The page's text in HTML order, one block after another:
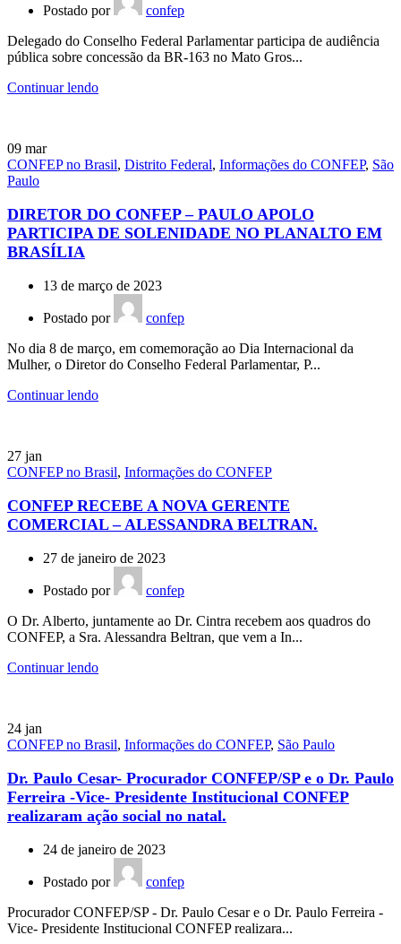
Postado por
confep
Delegado do Conselho Federal Parlamentar participa de audiência
pública sobre concessão da BR-163 no Mato Gros...
Continuar lendo
09 mar
CONFEP no Brasil, Distrito Federal, Informações do CONFEP, São
Paulo
DIRETOR DO CONFEP – PAULO APOLO
PARTICIPA DE SOLENIDADE NO PLANALTO EM
BRASÍLIA
13 de março de 2023
Postado por
confep
No dia 8 de março, em comemoração ao Dia Internacional da
Mulher, o Diretor do Conselho Federal Parlamentar, P...
Continuar lendo
27 jan
CONFEP no Brasil, Informações do CONFEP
CONFEP RECEBE A NOVA GERENTE
COMERCIAL – ALESSANDRA BELTRAN.
27 de janeiro de 2023
Postado por
confep
O Dr. Alberto, juntamente ao Dr. Cintra recebem aos quadros do
CONFEP, a Sra. Alessandra Beltran, que vem a In...
Continuar lendo
24 jan
CONFEP no Brasil, Informações do CONFEP, São Paulo
Dr. Paulo Cesar- Procurador CONFEP/SP e o Dr. Paulo
Ferreira -Vice- Presidente Institucional CONFEP
realizaram ação social no natal.
24 de janeiro de 2023
Postado por
confep
Procurador CONFEP/SP - Dr. Paulo Cesar e o Dr. Paulo Ferreira -
Vice- Presidente Institucional CONFEP realizara...